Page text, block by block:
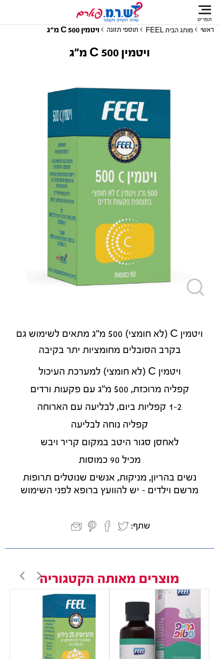
תפריט
ראשי מותג הבית FEEL תוספי תזונה ויטמין C 500 מ"ג
ויטמין C 500 מ"ג
ויטמין C (לא חומצי) 500 מ"ג מתאים לשימוש גם
בקרב הסובלים מחומציות יתר בקיבה
ויטמין C (לא חומצי) למערכת העיכול
קפליה מרוכזת, 500 מ"ג עם פקעות ורדים
1-2 קפליות ביום, לבליעה עם הארוחה
קפליה נוחה לבליעה
לאחסן סגור היטב במקום קריר ויבש
מכיל 90 כמוסות
נשים בהריון, מניקות, אנשים שנוטלים תרופות
מרשם וילדים - יש להוועץ ברופא לפני השימוש
שתף:
מוצרים מאותה הקטגוריה